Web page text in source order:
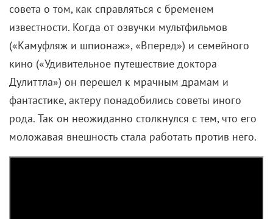
совета о том, как справляться с бременем
известности. Когда от озвучки мультфильмов
(«Камуфляж и шпионаж», «Вперед») и семейного
кино («Удивительное путешествие доктора
Дулиттла») он перешел к мрачным драмам и
фантастике, актеру понадобились советы иного
рода. Так он неожиданно столкнулся с тем, что его
моложавая внешность стала работать против него.